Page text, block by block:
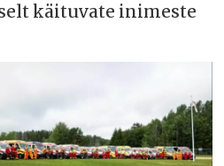
käituvate inimeste